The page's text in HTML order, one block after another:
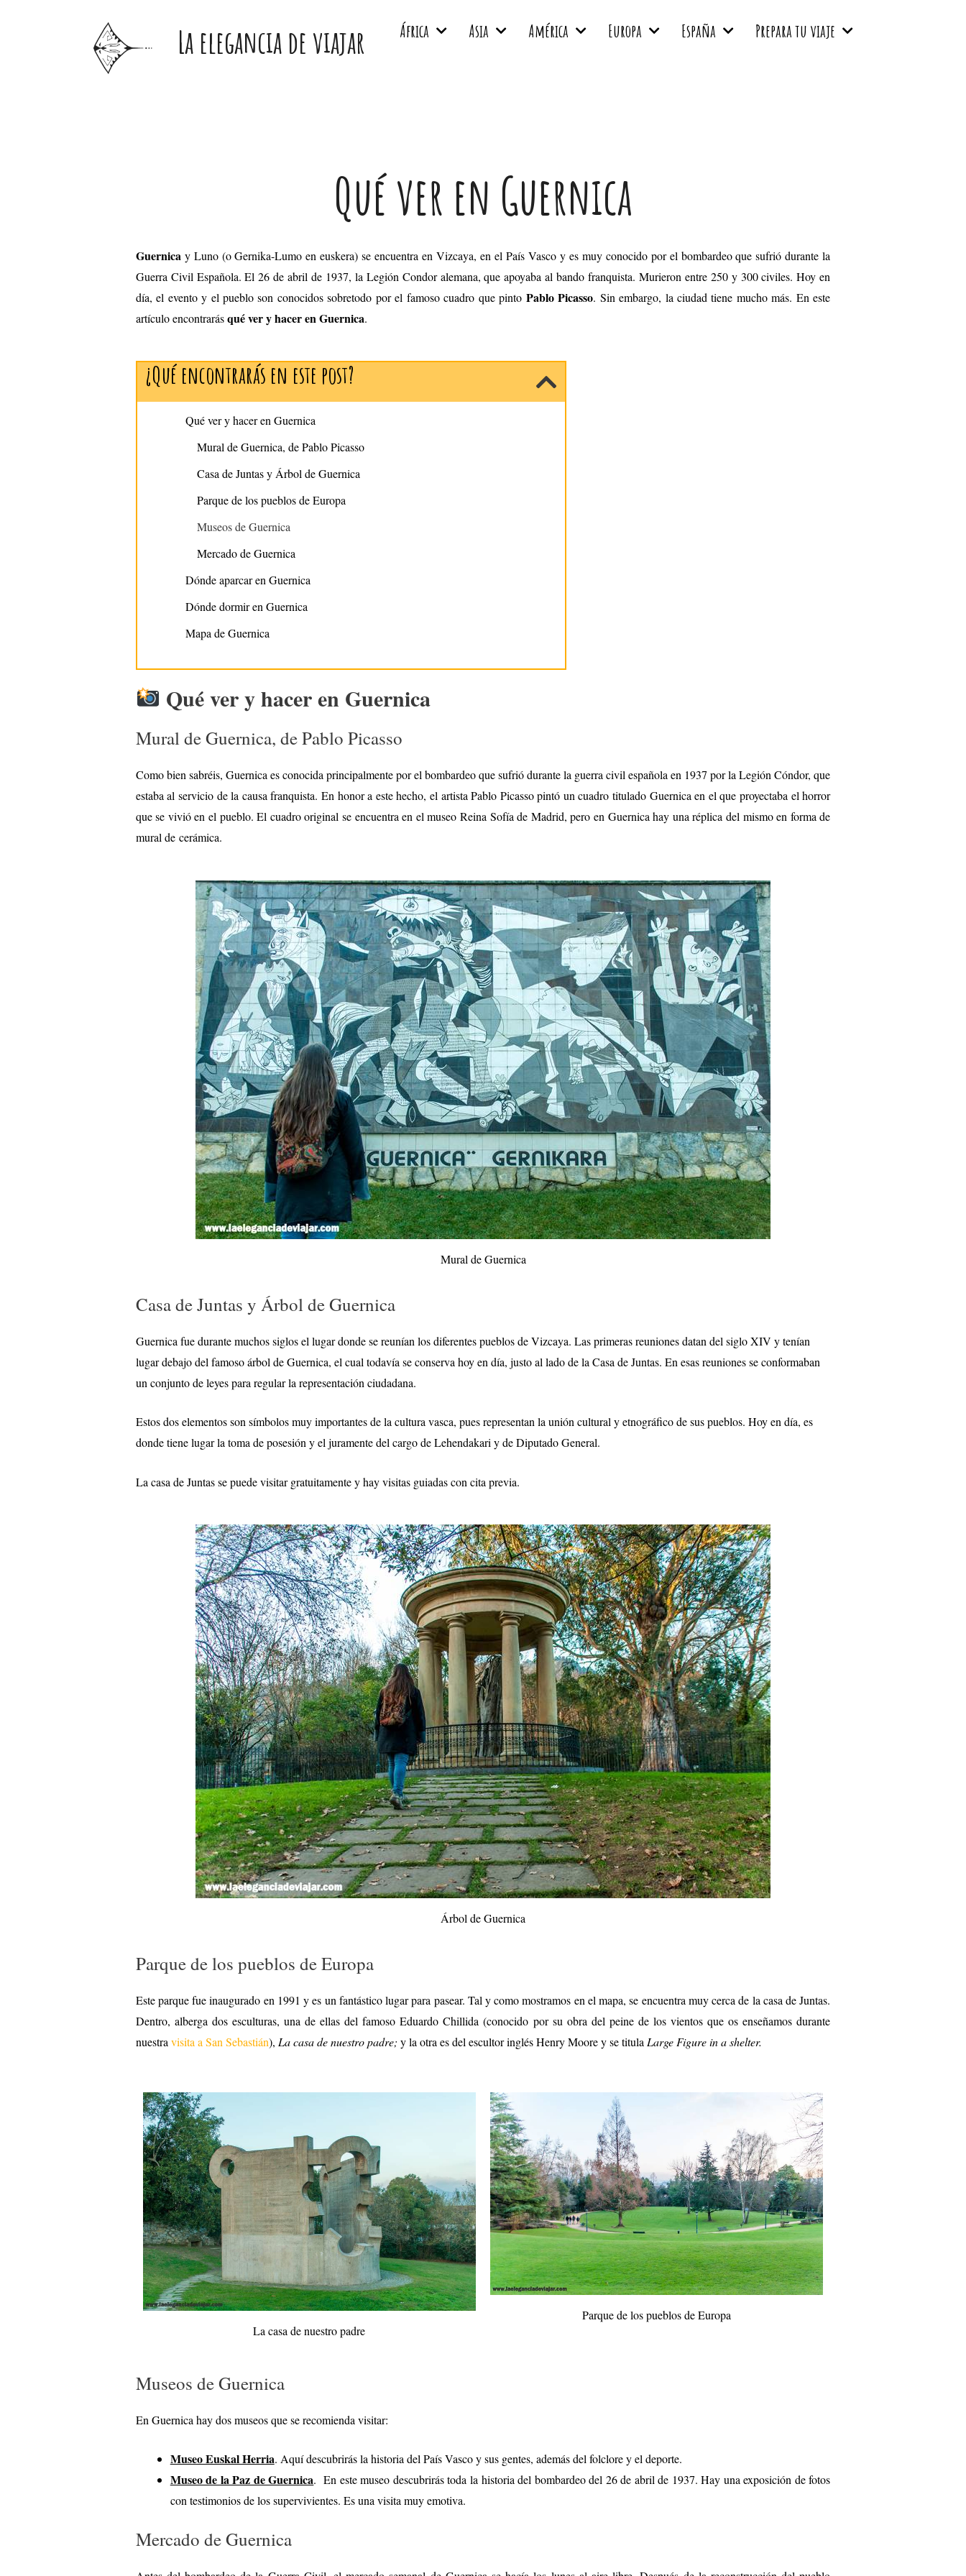
La elegancia de viajar África Asia América Europa España Prepara tu viaje
Qué ver en Guernica
Guernica y Luno (o Gernika-Lumo en euskera) se encuentra en Vizcaya, en el País Vasco y es muy conocido por el bombardeo que sufrió durante la
Guerra Civil Española. El 26 de abril de 1937, la Legión Condor alemana, que apoyaba al bando franquista. Murieron entre 250 y 300 civiles. Hoy en
día, el evento y el pueblo son conocidos sobretodo por el famoso cuadro que pinto Pablo Picasso. Sin embargo, la ciudad tiene mucho más. En este
artículo encontrarásqué ver y hacer en Guernica.
¿Qué encontrarás en este post?
Qué ver y hacer en Guernica
Mural de Guernica, de Pablo Picasso
Casa de Juntas y Árbol de Guernica
Parque de los pueblos de Europa
Museos de Guernica
Mercado de Guernica
Dónde aparcar en Guernica
Dónde dormir en Guernica
Mapa de Guernica
Qué ver y hacer en Guernica
Mural de Guernica, de Pablo Picasso
Como bien sabréis, Guernica es conocida principalmente por el bombardeo que sufrió durante la guerra civil española en 1937 por la Legión Cóndor, que
estaba al servicio de la causa franquista. En honor a este hecho, el artista Pablo Picasso pintó un cuadro titulado Guernica en el que proyectaba el horror
que se vivió en el pueblo. El cuadro original se encuentra en el museo Reina Sofía de Madrid, pero en Guernica hay una réplica del mismo en forma de
mural de cerámica.
Mural de Guernica
Casa de Juntas y Árbol de Guernica
Guernica fue durante muchos siglos el lugar donde se reunían los diferentes pueblos de Vizcaya. Las primeras reuniones datan del siglo XIV y tenían
lugar debajo del famoso árbol de Guernica, el cual todavía se conserva hoy en día, justo al lado de la Casa de Juntas. En esas reuniones se conformaban
un conjunto de leyes para regular la representación ciudadana.
Estos dos elementos son símbolos muy importantes de la cultura vasca, pues representan la unión cultural y etnográfico de sus pueblos. Hoy en día, es
donde tiene lugar la toma de posesión y el juramente del cargo de Lehendakari y de Diputado General.
La casa de Juntas se puede visitar gratuitamente y hay visitas guiadas con cita previa.
Árbol de Guernica
Parque de los pueblos de Europa
Este parque fue inaugurado en 1991 y es un fantástico lugar para pasear. Tal y como mostramos en el mapa, se encuentra muy cerca de la casa de Juntas.
Dentro, alberga dos esculturas, una de ellas del famoso Eduardo Chillida (conocido por su obra del peine de los vientos que os enseñamos durante
nuestra visita a San Sebastián), La casa de nuestro padre; y la otra es del escultor inglés Henry Moore y se titula Large Figure in a shelter.
La casa de nuestro padre
Parque de los pueblos de Europa
Museos de Guernica
En Guernica hay dos museos que se recomienda visitar:
Museo Euskal Herria. Aquí descubrirás la historia del País Vasco y sus gentes, además del folclore y el deporte.
Museo de la Paz de Guernica. En este museo descubrirás toda la historia del bombardeo del 26 de abril de 1937. Hay una exposición de fotos
con testimonios de los supervivientes. Es una visita muy emotiva.
Mercado de Guernica